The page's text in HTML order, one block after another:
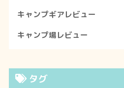
キャンプギアレビュー
キャンプ場レビュー
タグ